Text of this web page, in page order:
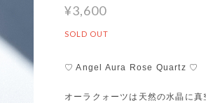
¥3,600
SOLD OUT
♡ Angel Aura Rose Quartz ♡
オーラクォーツは天然の水晶に